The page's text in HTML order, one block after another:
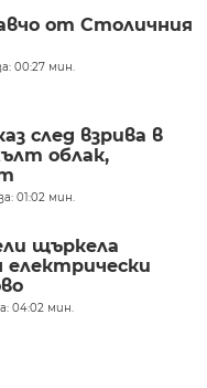
от Столичния
00:27 мин.
след взрива в
облак,
01:02 мин.
щъркела
електрически
04:02 мин.